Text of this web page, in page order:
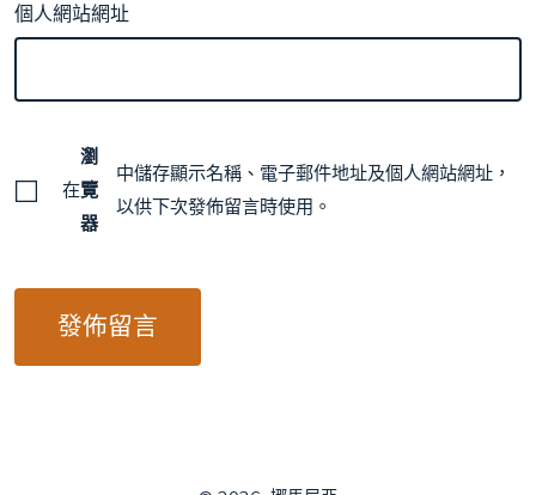
個人網站網址
在
瀏
覽
器
中儲存顯示名稱、電子郵件地址及個人網站網址，
以供下次發佈留言時使用。